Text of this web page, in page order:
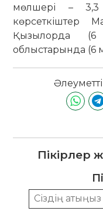
мөлшері –
көрсеткіштер
Қызылорда (6
облыстарында (6
Пікірлер